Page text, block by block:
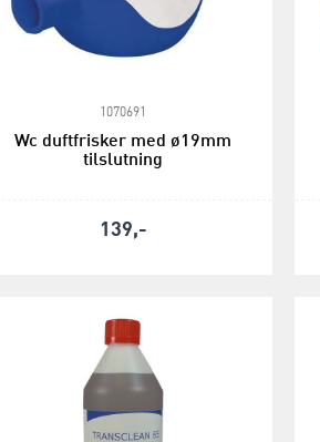
1070691
Wc duftfrisker med ø19mm
tilslutning
139,-